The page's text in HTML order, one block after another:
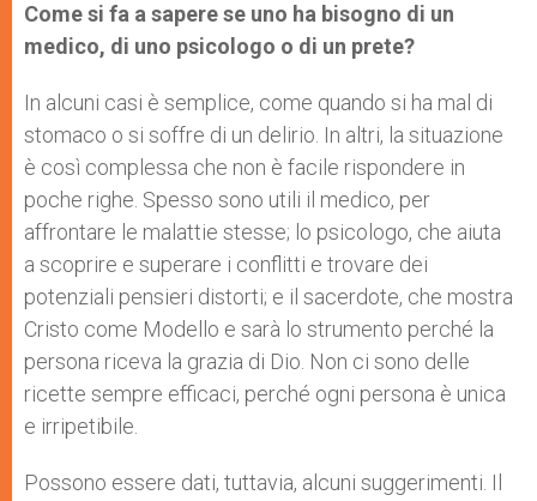
Come si fa a sapere se uno ha bisogno di un
medico, di uno psicologo o di un prete?
In alcuni casi è semplice, come quando si ha mal di
stomaco o si soffre di un delirio. In altri, la situazione
è così complessa che non è facile rispondere in
poche righe. Spesso sono utili il medico, per
affrontare le malattie stesse; lo psicologo, che aiuta
a scoprire e superare i conflitti e trovare dei
potenziali pensieri distorti; e il sacerdote, che mostra
Cristo come Modello e sarà lo strumento perché la
persona riceva la grazia di Dio. Non ci sono delle
ricette sempre efficaci, perché ogni persona è unica
e irripetibile.
Possono essere dati, tuttavia, alcuni suggerimenti. Il